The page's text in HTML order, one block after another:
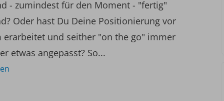
- zumindest für den Moment - "fertig"
Oder hast Du Deine Positionierung vor
erarbeitet und seither "on the go" immer
etwas angepasst? So...